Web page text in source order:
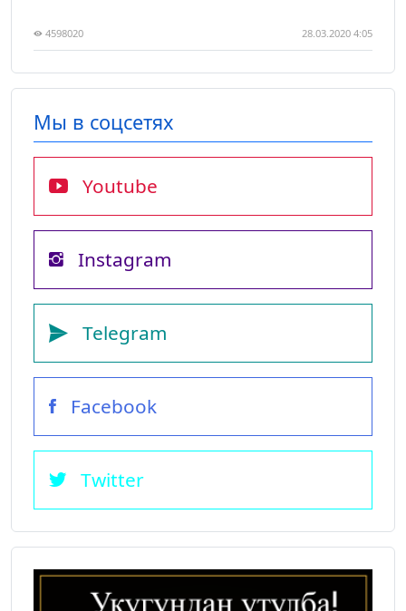
4598020 28.03.2020 4:05
Мы в соцсетях
Youtube
Instagram
Telegram
Facebook
Twitter